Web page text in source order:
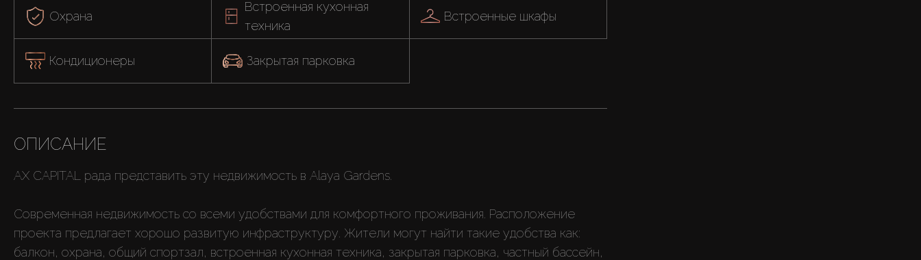
Охрана
Встроенная кухонная
техника
Встроенные шкафы
Кондиционеры Закрытая парковка
ОПИСАНИЕ
AX CAPITAL рада представить эту недвижимость в Alaya Gardens.
Современная недвижимость со всеми удобствами для комфортного проживания. Расположение
проекта предлагает хорошо развитую инфраструктуру. Жители могут найти такие удобства как:
балкон, охрана, общий спортзал, встроенная кухонная техника, закрытая парковка, частный бассейн,